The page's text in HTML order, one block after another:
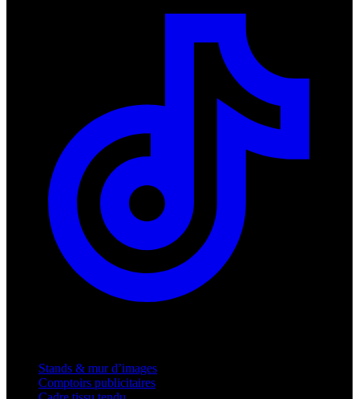
Stands & mur d’images
Comptoirs publicitaires